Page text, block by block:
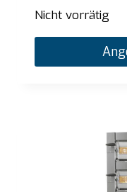
Nicht vorrätig